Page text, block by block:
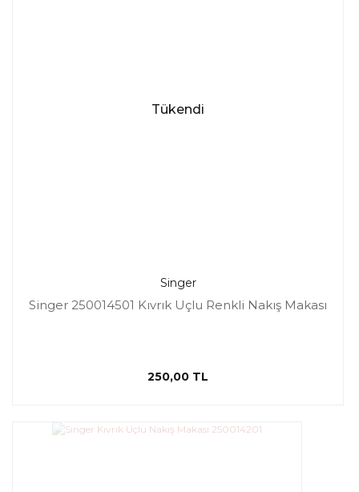
Tükendi
Singer
Singer 250014501 Kıvrık Uçlu Renkli Nakış Makası
250,00 TL